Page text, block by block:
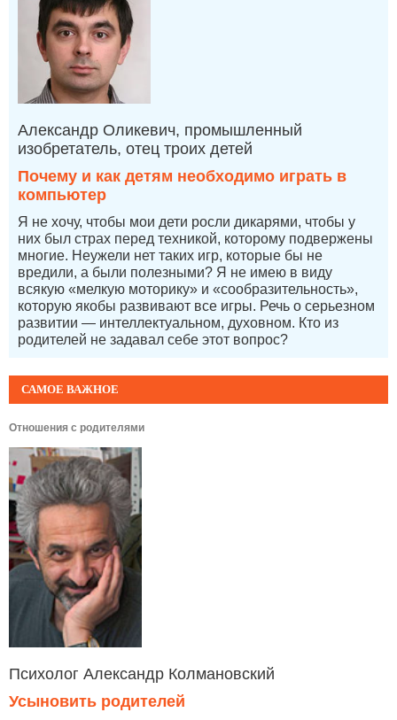
САМОЕ ВАЖНОЕ
Отношения с родителями
Психолог Александр Колмановский
Усыновить родителей
Александр Оликевич, промышленный
изобретатель, отец троих детей
Почему и как детям необходимо играть в
компьютер
Я не хочу, чтобы мои дети росли дикарями, чтобы у
них был страх перед техникой, которому подвержены
многие. Неужели нет таких игр, которые бы не
вредили, а были полезными? Я не имею в виду
всякую «мелкую моторику» и «сообразительность»,
которую якобы развивают все игры. Речь о серьезном
развитии — интеллектуальном, духовном. Кто из
родителей не задавал себе этот вопрос?